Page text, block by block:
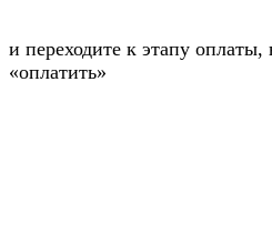
и переходите к этапу
«оплатить»